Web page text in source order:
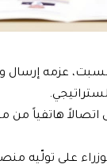
عزمه إرسال
اتصالاً هاتفياً
على تولّيه